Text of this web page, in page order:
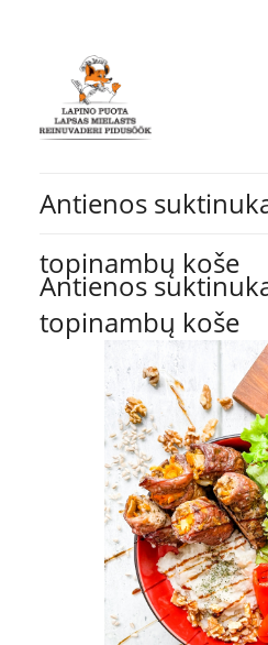
Antienos
topinambų koše
Antienos
topinambų koše